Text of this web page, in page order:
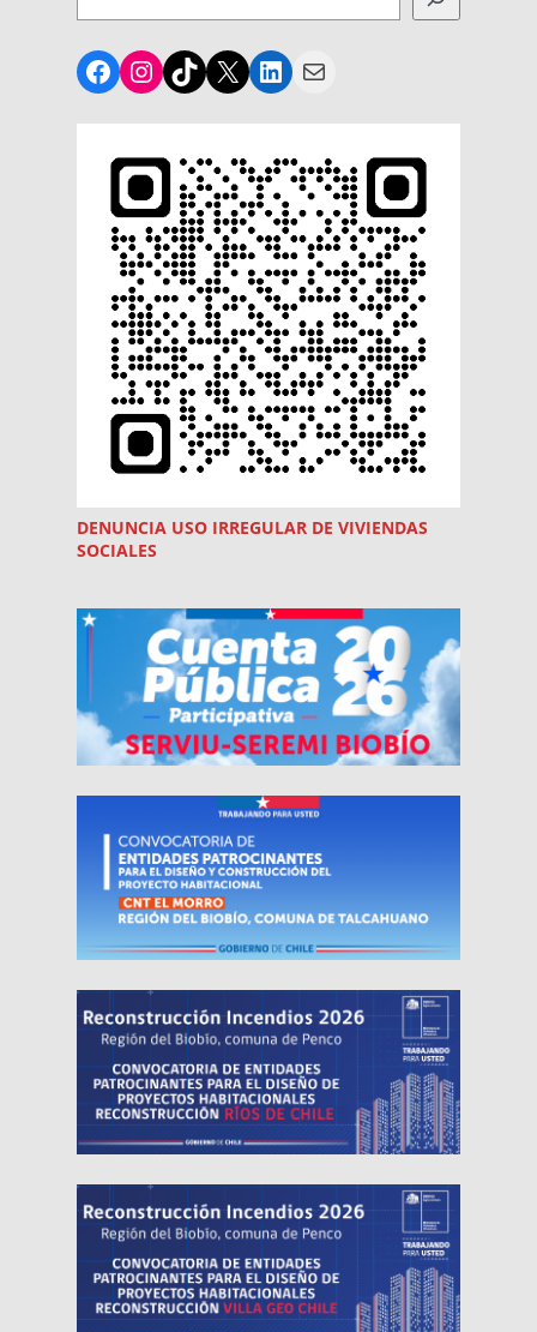
Facebook
Instagram
TikTok
X LinkedIn
Mail
DENUNCIA USO IRREGULAR DE VIVIENDAS
SOCIALES